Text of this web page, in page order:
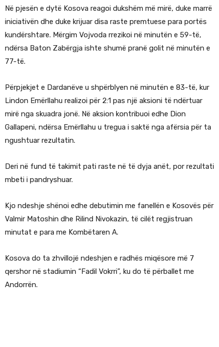
Në pjesën e dytë Kosova reagoi dukshëm më mirë, duke marrë
iniciativën dhe duke krijuar disa raste premtuese para portës
kundërshtare. Mërgim Vojvoda rrezikoi në minutën e 59-të,
ndërsa Baton Zabërgja ishte shumë pranë golit në minutën e
77-të.
Përpjekjet e Dardanëve u shpërblyen në minutën e 83-të, kur
Lindon Emërllahu realizoi për 2:1 pas një aksioni të ndërtuar
mirë nga skuadra jonë. Në aksion kontribuoi edhe Dion
Gallapeni, ndërsa Emërllahu u tregua i saktë nga afërsia për ta
ngushtuar rezultatin.
Deri në fund të takimit pati raste në të dyja anët, por rezultati
mbeti i pandryshuar.
Kjo ndeshje shënoi edhe debutimin me fanellën e Kosovës për
Valmir Matoshin dhe Rilind Nivokazin, të cilët regjistruan
minutat e para me Kombëtaren A.
Kosova do ta zhvillojë ndeshjen e radhës miqësore më 7
qershor në stadiumin “Fadil Vokrri”, ku do të përballet me
Andorrën.